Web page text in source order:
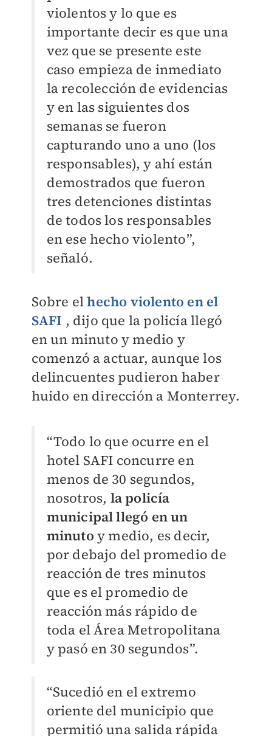
violentos y lo que es
importante decir es que una
vez que se presente este
caso empieza de inmediato
la recolección de evidencias
y en las siguientes dos
semanas se fueron
capturando uno a uno (los
responsables), y ahí están
demostrados que fueron
tres detenciones distintas
de todos los responsables
en ese hecho violento”,
señaló.
Sobre elhecho violento en el
SAFI , dijo que la policía llegó
en un minuto y medio y
comenzó a actuar, aunque los
delincuentes pudieron haber
huido en dirección a Monterrey.
“Todo lo que ocurre en el
hotel SAFI concurre en
menos de 30 segundos,
nosotros, la policía
municipal llegó en un
minuto y medio, es decir,
por debajo del promedio de
reacción de tres minutos
que es el promedio de
reacción más rápido de
toda el Área Metropolitana
y pasó en 30 segundos”.
“Sucedió en el extremo
oriente del municipio que
permitió una salida rápida